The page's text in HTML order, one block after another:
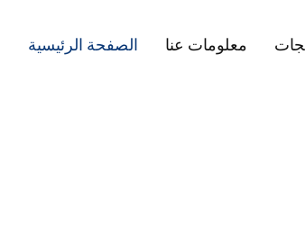
الصفحة الرئيسية معلومات عنا